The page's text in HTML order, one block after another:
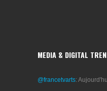
MEDIA & DIGITAL
@francetvarts: